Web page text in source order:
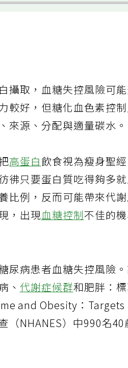
攝取，血糖失控風險可能
較好，但糖化血色素控制
來源、分配與適量碳水。
高蛋白飲食視為瘦身聖
彿只要蛋白質吃得夠多
比例，反而可能帶來代
，出現血糖控制不佳的
尿病患者血糖失控風險
、代謝症候群和肥胖：
and Obesity：
（NHANES）中990名